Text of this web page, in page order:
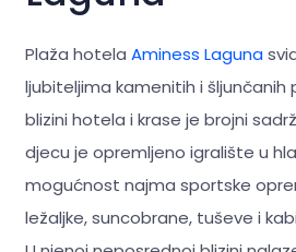
Plaža hotela Aminess Laguna
ljubiteljima kamenitih i šljunčanih
blizini hotela i krase je brojni
djecu je opremljeno igralište u
mogućnost najma sportske
ležaljke, suncobrane, tuševe i